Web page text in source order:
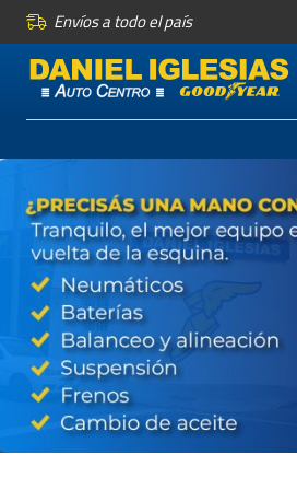
Envíos a todo el país